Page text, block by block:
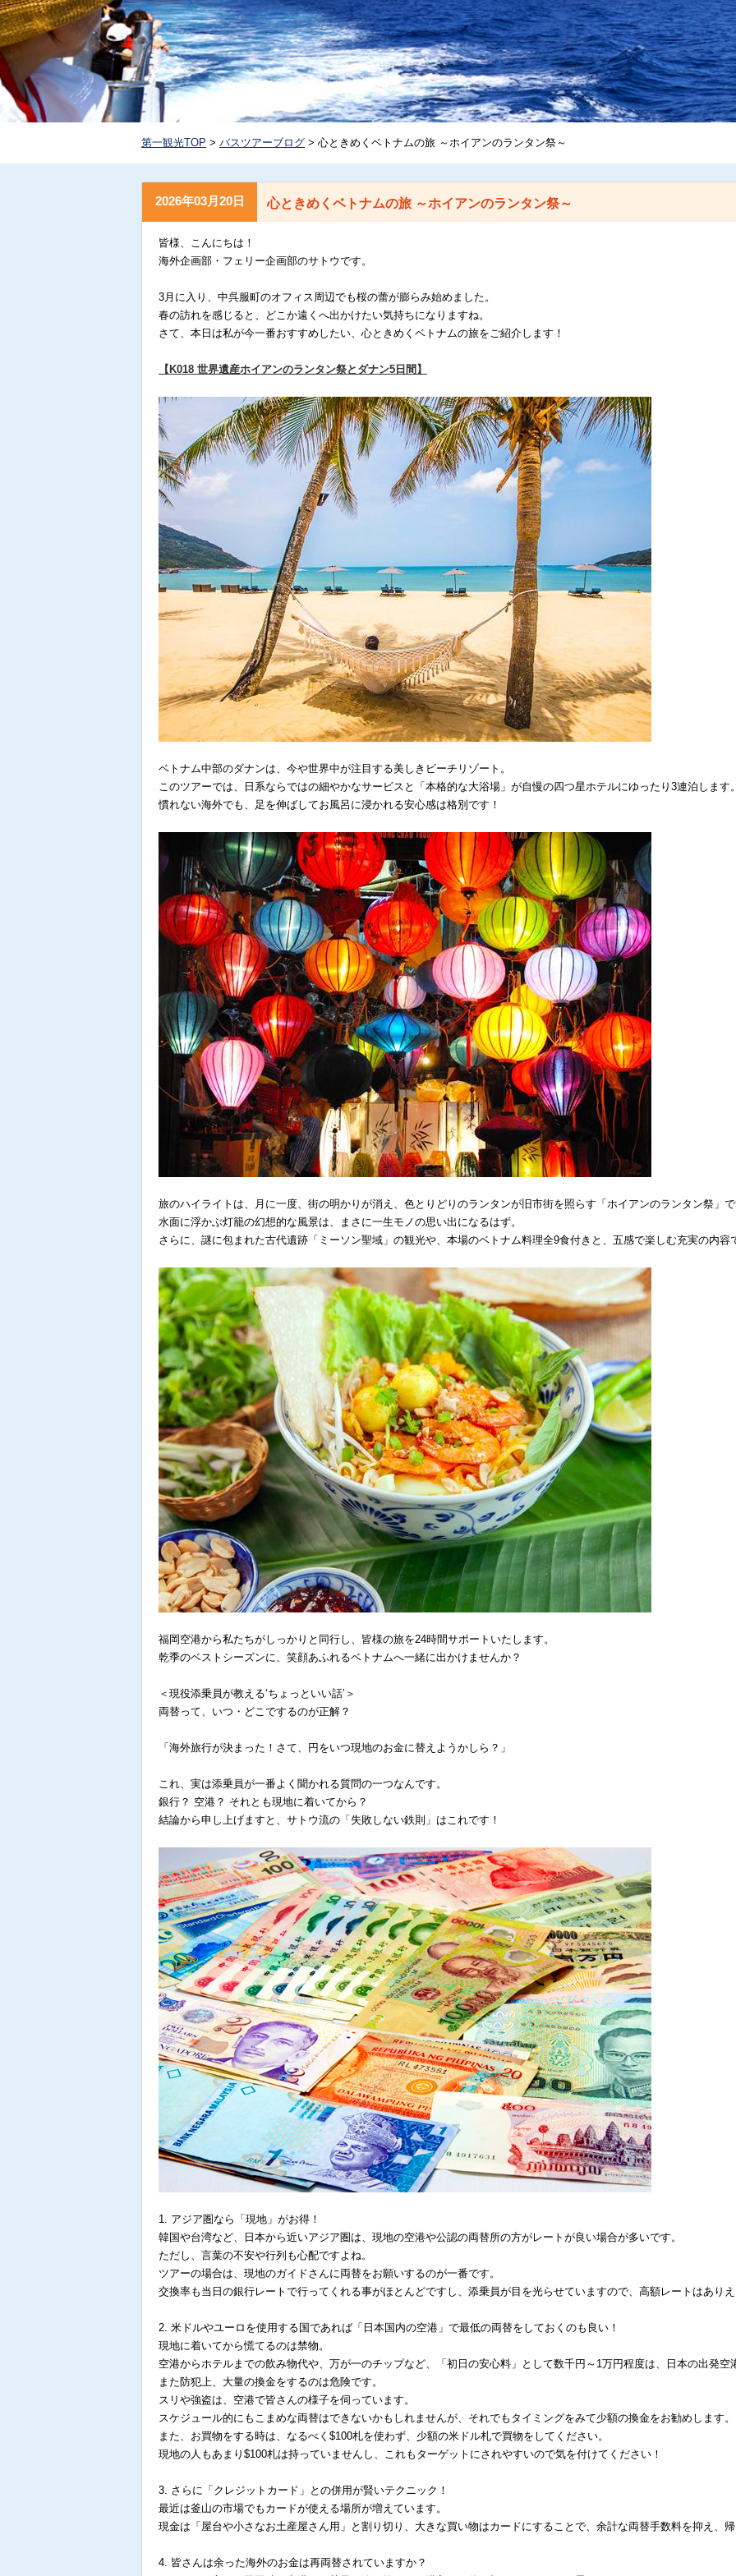
第一観光TOP > バスツアーブログ > 心ときめくベトナムの旅 ～ホイアンのランタン祭～
2026年03月20日 心ときめくベトナムの旅 ～ホイアンのランタン祭～
皆様、こんにちは！
海外企画部・フェリー企画部のサトウです。
3月に入り、中呉服町のオフィス周辺でも桜の蕾が膨らみ始めました。
春の訪れを感じると、どこか遠くへ出かけたい気持ちになりますね。
さて、本日は私が今一番おすすめしたい、心ときめくベトナムの旅をご紹介します！
【K018 世界遺産ホイアンのランタン祭とダナン5日間】
ベトナム中部のダナンは、今や世界中が注目する美しきビーチリゾート。
このツアーでは、日系ならではの細やかなサービスと「本格的な大浴場」が自慢の四つ星ホテルにゆったり3連泊します
慣れない海外でも、足を伸ばしてお風呂に浸かれる安心感は格別です！
旅のハイライトは、月に一度、街の明かりが消え、色とりどりのランタンが旧市街を照らす「ホイアンのランタン祭」
水面に浮かぶ灯籠の幻想的な風景は、まさに一生モノの思い出になるはず。
さらに、謎に包まれた古代遺跡「ミーソン聖域」の観光や、本場のベトナム料理全9食付きと、五感で楽しむ充実の内容
福岡空港から私たちがしっかりと同行し、皆様の旅を24時間サポートいたします。
乾季のベストシーズンに、笑顔あふれるベトナムへ一緒に出かけませんか？
＜現役添乗員が教える‘ちょっといい話’＞
両替って、いつ・どこでするのが正解？
「海外旅行が決まった！さて、円をいつ現地のお金に替えようかしら？」
これ、実は添乗員が一番よく聞かれる質問の一つなんです。
銀行？ 空港？ それとも現地に着いてから？
結論から申し上げますと、サトウ流の「失敗しない鉄則」はこれです！
1. アジア圏なら「現地」がお得！
韓国や台湾など、日本から近いアジア圏は、現地の空港や公認の両替所の方がレートが良い場合が多いです。
ただし、言葉の不安や行列も心配ですよね。
ツアーの場合は、現地のガイドさんに両替をお願いするのが一番です。
交換率も当日の銀行レートで行ってくれる事がほとんどですし、添乗員が目を光らせていますので、高額レートはあり
2. 米ドルやユーロを使用する国であれば「日本国内の空港」で最低の両替をしておくのも良い！
現地に着いてから慌てるのは禁物。
空港からホテルまでの飲み物代や、万が一のチップなど、「初日の安心料」として数千円～1万円程度は、日本の出発
また防犯上、大量の換金をするのは危険です。
スリや強盗は、空港で皆さんの様子を伺っています。
スケジュール的にもこまめな両替はできないかもしれませんが、それでもタイミングをみて少額の換金をお勧めします。
また、お買物をする時は、なるべく$100札を使わず、少額の米ドル札で買物をしてください。
現地の人もあまり$100札は持っていませんし、これもターゲットにされやすいので気を付けてください！
3. さらに「クレジットカード」との併用が賢いテクニック！
最近は釜山の市場でもカードが使える場所が増えています。
現金は「屋台や小さなお土産屋さん用」と割り切り、大きな買い物はカードにすることで、余計な両替手数料を抑え、
4. 皆さんは余った海外のお金は再両替されていますか？